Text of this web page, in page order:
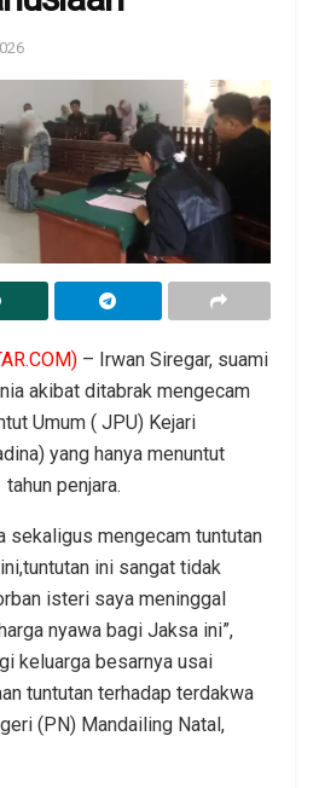
– Irwan Siregar, suami
akibat ditabrak mengecam
Umum ( JPU) Kejari
yang hanya menuntut
penjara.
sekaligus mengecam tuntutan
ini sangat tidak
isteri saya meninggal
nyawa bagi Jaksa ini”,
keluarga besarnya usai
tuntutan terhadap terdakwa
(PN) Mandailing Natal,